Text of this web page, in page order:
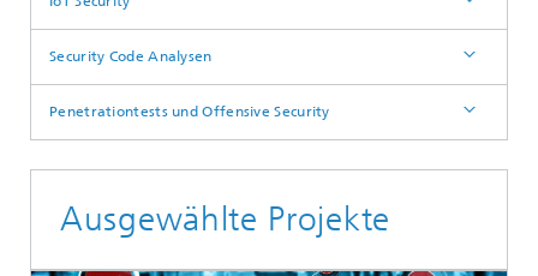
Security Code Analysen
Penetrationtests und Offensive Security
Ausgewählte Projekte